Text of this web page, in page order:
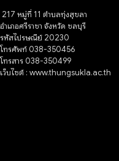
217 หมู่ที่ 11 ตำบลทุ่งสุขลา
อำเภอศรีราชา จังหวัด ชลบุรี
รหัสไปรษณีย์ 20230
โทรศัพท์ 038-350456
โทรสาร 038-350499
เว็บไซต์ : www.thungsukla.ac.th